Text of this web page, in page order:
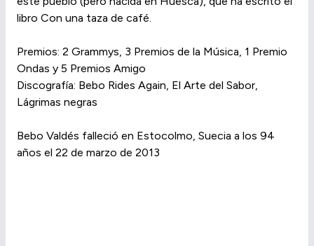
libro Con una taza de café.
Premios: 2 Grammys, 3 Premios de la Música, 1 Premio
Ondas y 5 Premios Amigo
Discografía: Bebo Rides Again, El Arte del Sabor,
Lágrimas negras
Bebo Valdés falleció en Estocolmo, Suecia a los 94
años el 22 de marzo de 2013